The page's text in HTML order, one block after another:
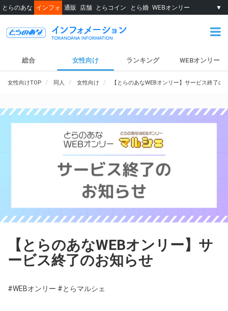
とらのあな インフォ 通販 店舗 とらコイン とら婚 WEBオンリー ▼
総合 女性向け ランキング WEBオンリー
女性向けTOP 同人 女性向け 【とらのあなWEBオンリー】サービス終了の
【とらのあなWEBオンリー】サ
ービス終了のお知らせ
#WEBオンリー #とらマルシェ